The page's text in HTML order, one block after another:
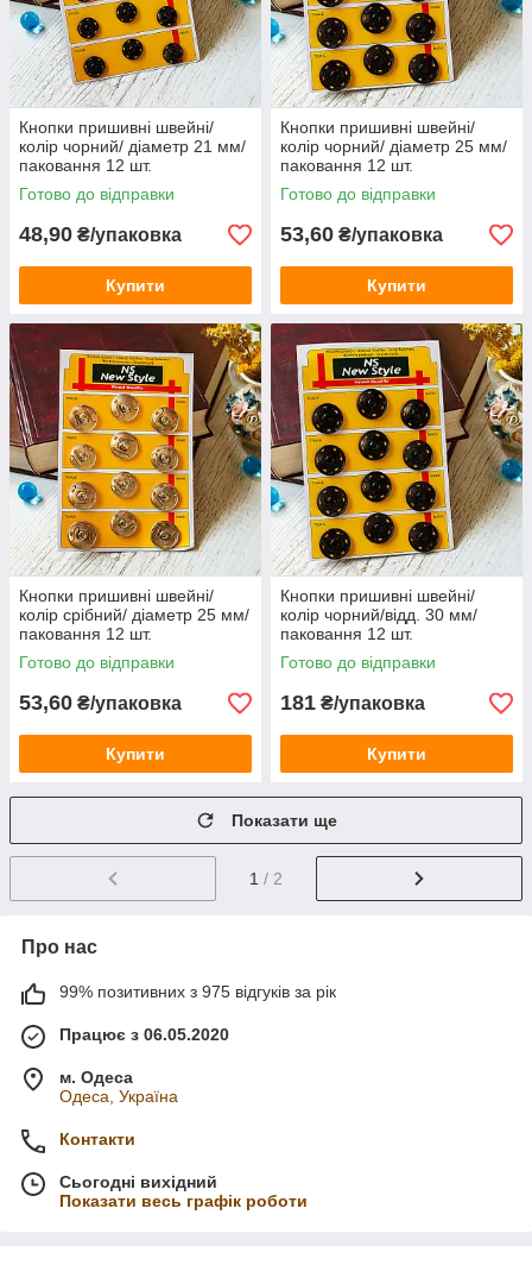
Кнопки пришивні швейні/
колір чорний/ діаметр 21 мм/
паковання 12 шт.
Готово до відправки
48,90 ₴/упаковка
Купити
Кнопки пришивні швейні/
колір чорний/ діаметр 25 мм/
паковання 12 шт.
Готово до відправки
53,60 ₴/упаковка
Купити
Кнопки пришивні швейні/
колір срібний/ діаметр 25 мм/
паковання 12 шт.
Готово до відправки
53,60 ₴/упаковка
Купити
Кнопки пришивні швейні/
колір чорний/відд. 30 мм/
паковання 12 шт.
Готово до відправки
181 ₴/упаковка
Купити
Показати ще
1 / 2
Про нас
99% позитивних з 975 відгуків за рік
Працює з 06.05.2020
м. Одеса
Одеса, Україна
Контакти
Сьогодні вихідний
Показати весь графік роботи